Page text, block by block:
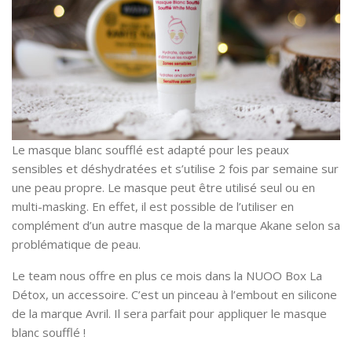
Le masque blanc soufflé est adapté pour les peaux
sensibles et déshydratées et s’utilise 2 fois par semaine sur
une peau propre. Le masque peut être utilisé seul ou en
multi-masking. En effet, il est possible de l’utiliser en
complément d’un autre masque de la marque Akane selon sa
problématique de peau.
Le team nous offre en plus ce mois dans la NUOO Box La
Détox, un accessoire. C’est un pinceau à l’embout en silicone
de la marque Avril. Il sera parfait pour appliquer le masque
blanc soufflé !